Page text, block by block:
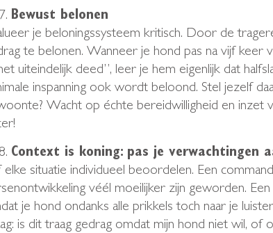
Bewust belonen
je beloningssysteem kritisch. Door de
te belonen. Wanneer je hond pas na vijf keer
uiteindelijk deed”, leer je hem eigenlijk dat
inspanning ook wordt beloond. Stel jezelf
Wacht op échte bereidwilligheid en
Context is koning: pas je verwachtingen
elke situatie individueel beoordelen. Een
véél moeilijker zijn geworden.
je hond ondanks alle prikkels toch naar je
is dit traag gedrag omdat mijn hond niet wil,